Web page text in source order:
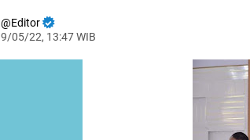
Editor
9/05/22, 13:47 WIB